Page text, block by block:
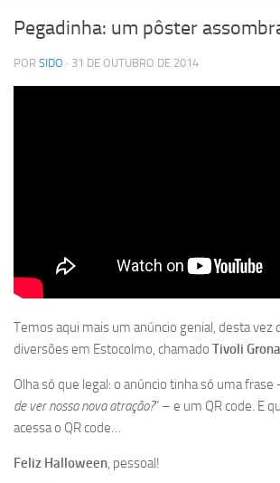
Pegadinha: um pôster
POR SIDO · 31 DE OUTUBRO DE 2014
Temos aqui mais um anúncio genial, desta vez
diversões em Estocolmo, chamado Tivoli
Olha só que legal: o anúncio tinha só uma frase
de ver nossa nova atração?” – e um QR code. E
acessa o QR code…
Feliz Halloween, pessoal!